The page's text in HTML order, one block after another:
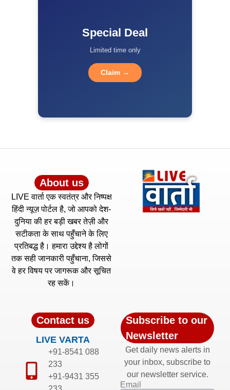
Special Deal
Limited time only
Claim →
About us
LIVE वार्ता एक स्वतंत्र और निष्पक्ष
हिंदी न्यूज़ पोर्टल है, जो आपको देश-
दुनिया की हर बड़ी खबर तेज़ी और
सटीकता के साथ पहुँचाने के लिए
प्रतिबद्ध है। हमारा उद्देश्य है लोगों
तक सही जानकारी पहुँचाना, जिससे
वे हर विषय पर जागरूक और सूचित
रह सकें।
Contact us
LIVE VARTA
+91-8541 088
233
+91-9431 355
Subscribe to our
Newsletter
Get daily news alerts in
your inbox, subscribe to
our newsletter service.
Email